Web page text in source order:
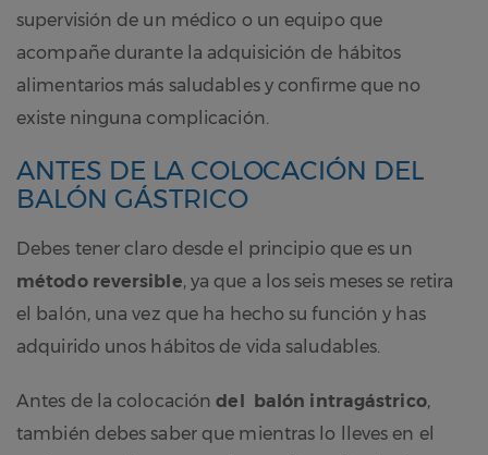
supervisión de un médico o un equipo que
acompañe durante la adquisición de hábitos
alimentarios más saludables y confirme que no
existe ninguna complicación.
ANTES DE LA COLOCACIÓN DEL
BALÓN GÁSTRICO
Debes tener claro desde el principio que es un
método reversible, ya que a los seis meses se retira
el balón, una vez que ha hecho su función y has
adquirido unos hábitos de vida saludables.
Antes de la colocacióndel balón intragástrico,
también debes saber que mientras lo lleves en el